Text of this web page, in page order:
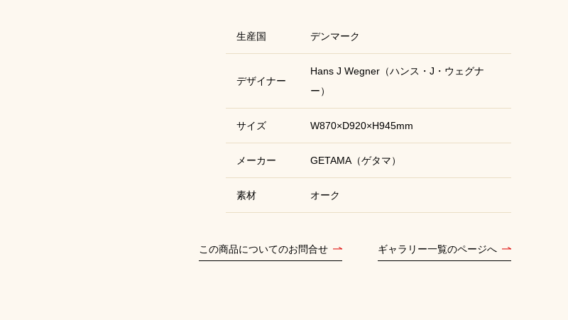
生産国 デンマーク
デザイナー
Hans J Wegner（ハンス・J・ウェグナ
ー）
サイズ W870×D920×H945mm
メーカー GETAMA（ゲタマ）
素材 オーク
この商品についてのお問合せ ギャラリー一覧のページへ